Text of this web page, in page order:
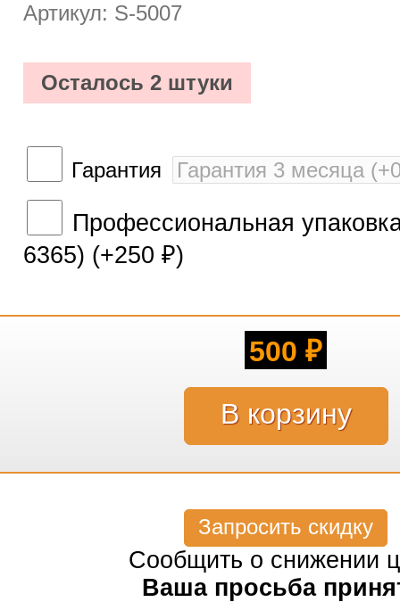
Артикул: S-5007
Осталось 2 штуки
Гарантия
Профессиональная
6365) (+250 ₽)
500 ₽
Запросить скидку
Сообщить о снижении
Ваша просьба